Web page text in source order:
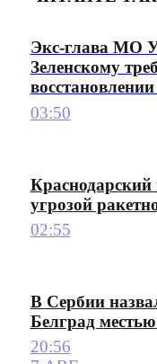
Экс-глава МО
Зеленскому
03:50
Краснодарский
угрозой
02:55
В Сербии
Белград
20:56